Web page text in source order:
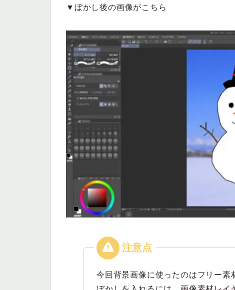
▼ぼかし後の画像がこちら
今回背景画像に使ったのはフリー